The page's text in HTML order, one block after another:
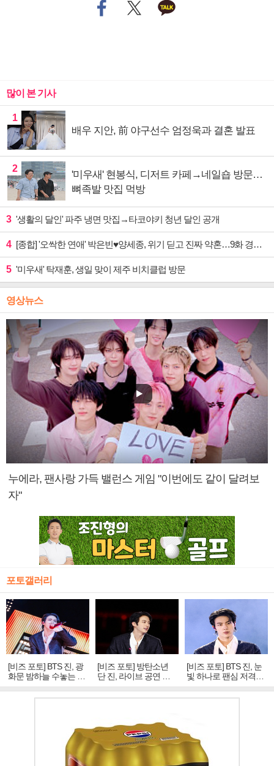
많이 본 기사
1
배우 지안, 前 야구선수 엄정욱과 결혼 발표
2
'미우새' 현봉식, 디저트 카페→네일숍 방문…
뼈족발 맛집 먹방
3 '생활의 달인' 파주 냉면 맛집→타코야키 청년 달인 공개
4 [종합] '오싹한 연애' 박은빈♥양세종, 위기 딛고 진짜 약혼…9화 경영권 사수 작전 예고
5 '미우새' 탁재훈, 생일 맞이 제주 비치클럽 방문
영상뉴스
누에라, 팬사랑 가득 밸런스 게임 "이번에도 같이 달려보
자"
포토갤러리
[비즈 포토] BTS 진, 광
화문 밤하늘 수놓는 '비
주얼 킹'의 열창
[비즈 포토] 방탄소년
단 진, 라이브 공연 중
빛나는 독보적 아우라
[비즈 포토] BTS 진, 눈
빛 하나로 팬심 저격…
독보적 카리스마